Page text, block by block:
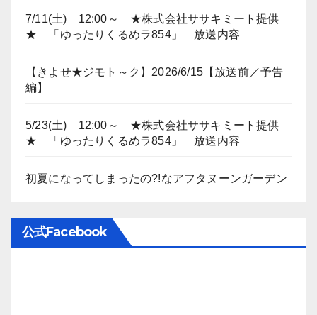
7/11(土) 12:00～ ★株式会社ササキミート提供
★ 「ゆったりくるめラ854」 放送内容
【きよせ★ジモト～ク】2026/6/15【放送前／予告
編】
5/23(土) 12:00～ ★株式会社ササキミート提供
★ 「ゆったりくるめラ854」 放送内容
初夏になってしまったの?!なアフタヌーンガーデン
公式Facebook